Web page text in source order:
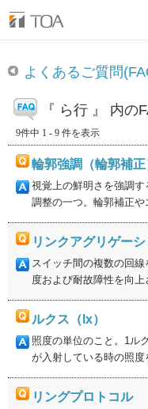
よくあるご質問
『 ら行 』 内の
9件中 1 - 9 件を表示
輪郭強調（輪郭補正
視覚上の鮮明さを強調
調整の一つ。輪郭補正や
リンクアグリゲー
スイッチ間の複数の回
度および耐故障性を向上
ルクス（lx）
照度の単位のこと。1ル
が入射している時の照度
リングプロトコル